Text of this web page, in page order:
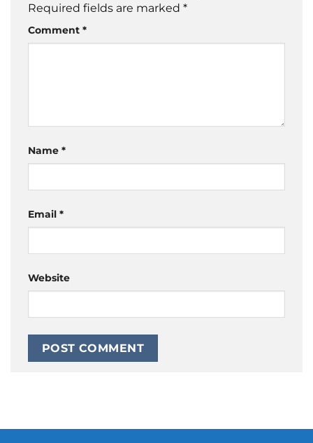
Required fields are marked *
Comment *
Name *
Email *
Website